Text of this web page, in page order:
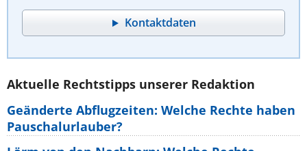
Kontaktdaten
Aktuelle Rechtstipps unserer Redaktion
Geänderte Abflugzeiten: Welche Rechte haben
Pauschalurlauber?